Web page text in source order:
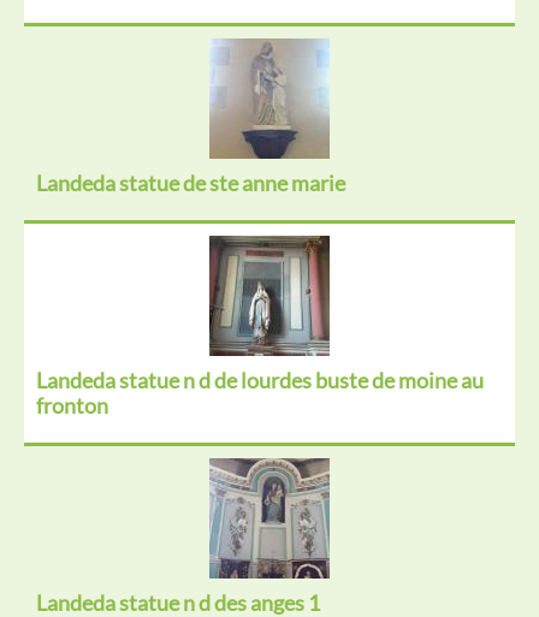
Landeda statue de ste anne marie
Landeda statue n d de lourdes buste de moine au
fronton
Landeda statue n d des anges 1